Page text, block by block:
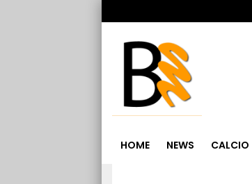
HOME NEWS CALCIO